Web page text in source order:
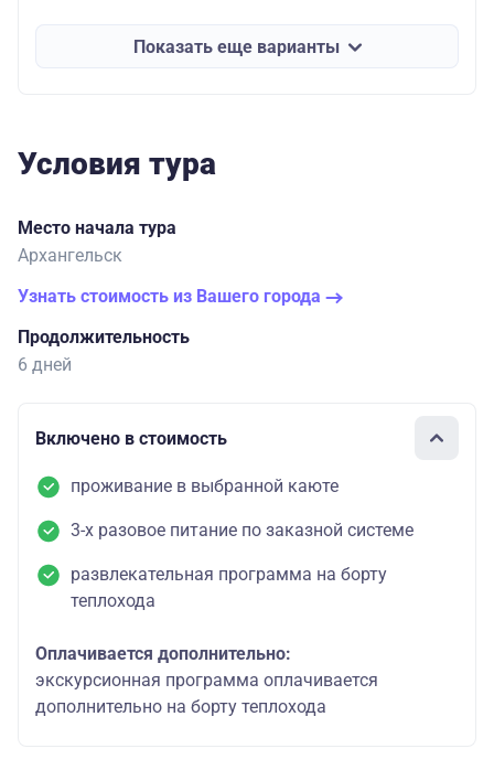
Показать еще варианты
Условия тура
Место начала тура
Архангельск
Узнать стоимость из Вашего города
Продолжительность
6 дней
Включено в стоимость
проживание в выбранной каюте
3-х разовое питание по заказной системе
развлекательная программа на борту
теплохода
Оплачивается дополнительно:
экскурсионная программа оплачивается
дополнительно на борту теплохода